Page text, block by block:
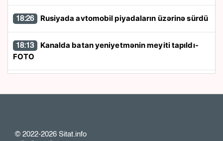
18:26 Rusiyada avtomobil piyadaların üzərinə sürdü
18:13
FOTO
mərhələsi başlayır
- KİV
© 2022-2026 Sitat.info